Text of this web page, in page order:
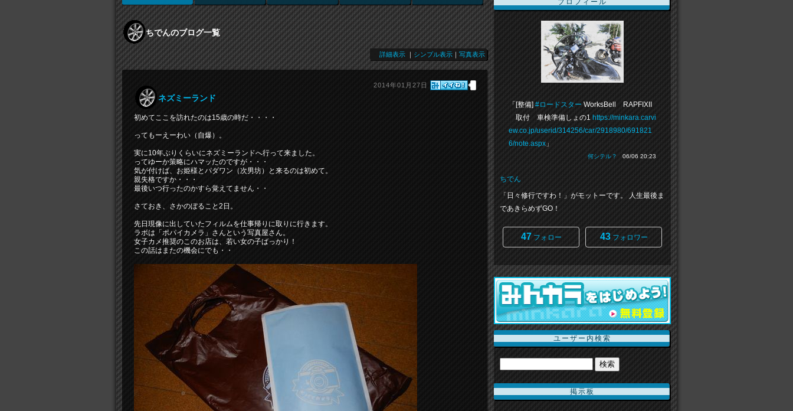
ちでんのブログ一覧
詳細表示 ｜ シンプル表示 ｜ 写真表示
2014年01月27日
ネズミーランド
初めてここを訪れたのは15歳の時だ・・・・
ってもーえーわい（自爆）。
実に10年ぶりくらいにネズミーランドへ行って来ました。
ってゆーか策略にハマッたのですが・・・
気が付けば、お姫様とパダワン（次男坊）と来るのは初めて。
親失格ですか・・・
最後いつ行ったのかすら覚えてません・・
さておき、さかのぼること2日。
先日現像に出していたフィルムを仕事帰りに取りに行きます。
ラボは「ポパイカメラ」さんという写真屋さん。
女子カメ推奨のこのお店は、若い女の子ばっかり！
この話はまたの機会にでも・・
プロフィール
「[整備] #ロードスター WorksBell RAPFIXII
取付 車検準備しょの1 https://minkara.carvi
ew.co.jp/userid/314256/car/2918980/691821
6/note.aspx 」
何シテル？ 06/06 20:23
ちでん
「日々修行ですわ！」がモットーです。 人生最後ま
であきらめずGO！
47 フォロー 43フォロワー
ユーザー内検索
掲示板